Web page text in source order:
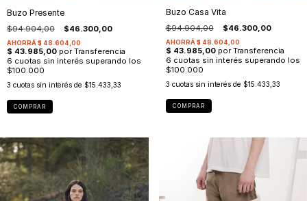
Buzo Presente
$94.904,00 $46.300,00
3 cuotas sin interés de $15.433,33
COMPRAR
Buzo Casa Vita
$94.904,00 $46.300,00
3 cuotas sin interés de $15.433,33
COMPRAR